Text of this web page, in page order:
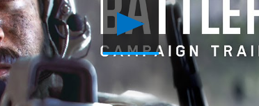
Reproduzir
Vídeo